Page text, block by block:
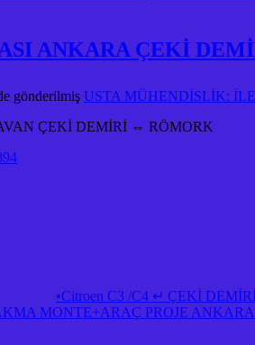
ANKARA ÇEKİ
gönderilmiş USTA MÜHENDİSLİK:
ÇEKİ DEMİRİ ⇔ RÖMORK
•Citroen C3 /C4 ↵ ÇEKİ
MONTE+ARAÇ PROJE